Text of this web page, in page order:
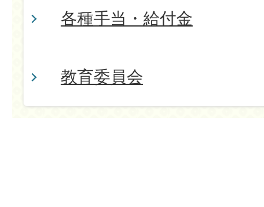
各種手当・給付金
教育委員会